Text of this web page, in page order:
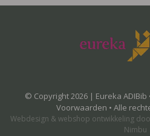
© Copyright 2026 | Eureka ADIBib
Voorwaarden • Alle
Webdesign & webshop ontwikkeling
Nimbu